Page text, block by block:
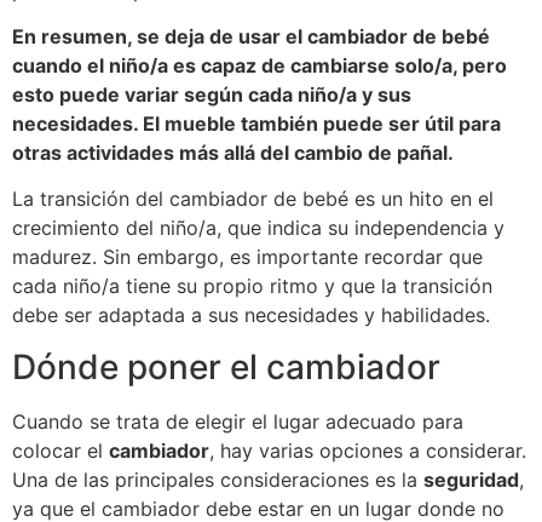
En resumen, se deja de usar el cambiador de bebé
cuando el niño/a es capaz de cambiarse solo/a, pero
esto puede variar según cada niño/a y sus
necesidades. El mueble también puede ser útil para
otras actividades más allá del cambio de pañal.
La transición del cambiador de bebé es un hito en el
crecimiento del niño/a, que indica su independencia y
madurez. Sin embargo, es importante recordar que
cada niño/a tiene su propio ritmo y que la transición
debe ser adaptada a sus necesidades y habilidades.
Dónde poner el cambiador
Cuando se trata de elegir el lugar adecuado para
colocar el cambiador, hay varias opciones a considerar.
Una de las principales consideraciones es la seguridad,
ya que el cambiador debe estar en un lugar donde no